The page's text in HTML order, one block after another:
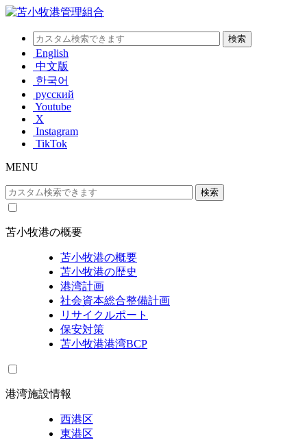
English
中文版
한국어
русский
Youtube
X
Instagram
TikTok
MENU
苫小牧港の概要
苫小牧港の概要
苫小牧港の歴史
港湾計画
社会資本総合整備計画
リサイクルポート
保安対策
苫小牧港港湾BCP
港湾施設情報
西港区
東港区